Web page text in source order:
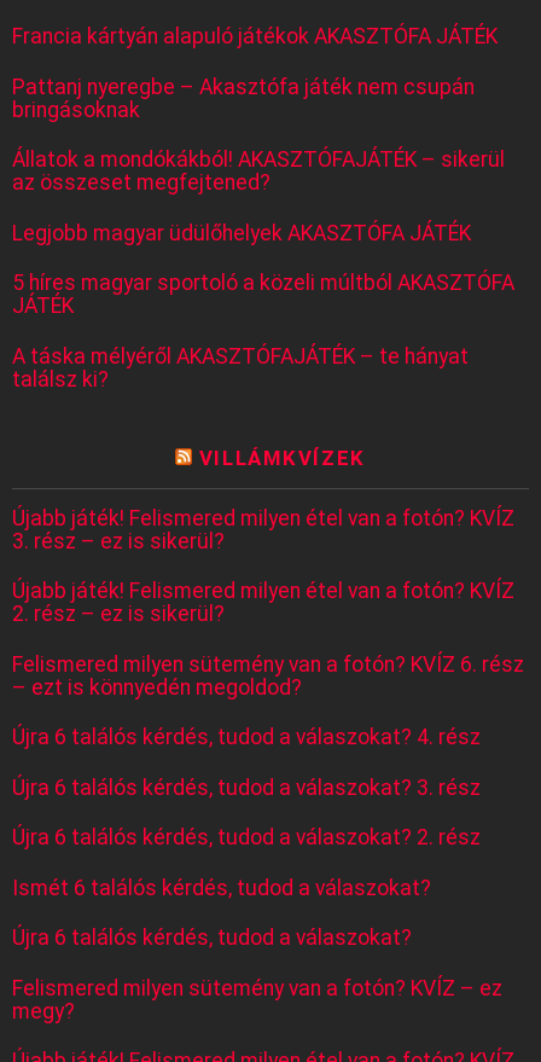
Francia kártyán alapuló játékok AKASZTÓFA JÁTÉK
Pattanj nyeregbe – Akasztófa játék nem csupán
bringásoknak
Állatok a mondókákból! AKASZTÓFAJÁTÉK – sikerül
az összeset megfejtened?
Legjobb magyar üdülőhelyek AKASZTÓFA JÁTÉK
5 híres magyar sportoló a közeli múltból AKASZTÓFA
JÁTÉK
A táska mélyéről AKASZTÓFAJÁTÉK – te hányat
találsz ki?
VILLÁMKVÍZEK
Újabb játék! Felismered milyen étel van a fotón? KVÍZ
3. rész – ez is sikerül?
Újabb játék! Felismered milyen étel van a fotón? KVÍZ
2. rész – ez is sikerül?
Felismered milyen sütemény van a fotón? KVÍZ 6. rész
– ezt is könnyedén megoldod?
Újra 6 találós kérdés, tudod a válaszokat? 4. rész
Újra 6 találós kérdés, tudod a válaszokat? 3. rész
Újra 6 találós kérdés, tudod a válaszokat? 2. rész
Ismét 6 találós kérdés, tudod a válaszokat?
Újra 6 találós kérdés, tudod a válaszokat?
Felismered milyen sütemény van a fotón? KVÍZ – ez
megy?